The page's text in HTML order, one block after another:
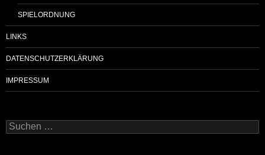
SPIELORDNUNG
LINKS
DATENSCHUTZERKLÄRUNG
IMPRESSUM
Suchen
nach: